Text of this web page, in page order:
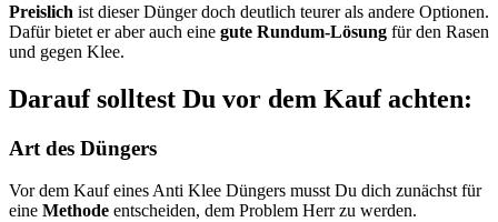
Preislich ist dieser Dünger doch deutlich teurer als andere Optionen.
Dafür bietet er aber auch eine gute Rundum-Lösung für den Rasen
und gegen Klee.
Darauf solltest Du vor dem Kauf achten:
Art des Düngers
Vor dem Kauf eines Anti Klee Düngers musst Du dich zunächst für
eine Methode entscheiden, dem Problem Herr zu werden.